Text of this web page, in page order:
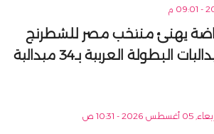
يهنئ منتخب مصر للشطرنج
بتصدره جدول ميداليات البطولة العربية بـ34 ميدالية
أغسطس 2026 - 10:31 ص